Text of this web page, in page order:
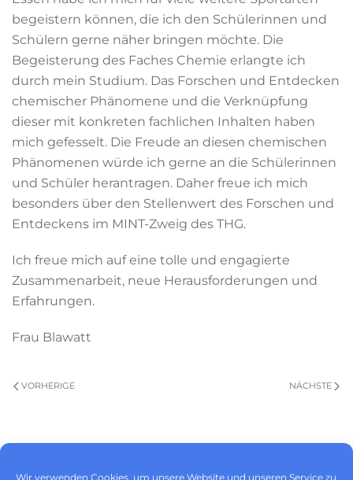
Wir verwenden Cookies, um unsere Website und unseren Service zu
begeistern können, die ich den Schülerinnen und
Schülern gerne näher bringen möchte. Die
Begeisterung des Faches Chemie erlangte ich
durch mein Studium. Das Forschen und Entdecken
chemischer Phänomene und die Verknüpfung
dieser mit konkreten fachlichen Inhalten haben
mich gefesselt. Die Freude an diesen chemischen
Phänomenen würde ich gerne an die Schülerinnen
und Schüler herantragen. Daher freue ich mich
besonders über den Stellenwert des Forschen und
Entdeckens im MINT-Zweig des THG.
Ich freue mich auf eine tolle und engagierte
Zusammenarbeit, neue Herausforderungen und
Erfahrungen.
Frau Blawatt
VORHERIGE NÄCHSTE